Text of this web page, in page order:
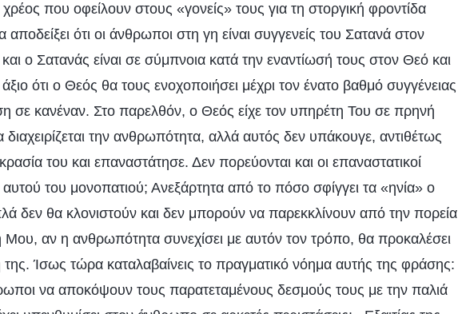
που οφείλουν στους «γονείς» τους για τη στοργική φροντίδα
αποδείξει ότι οι άνθρωποι στη γη είναι συγγενείς του Σατανά στον
ο Σατανάς είναι σε σύμπνοια κατά την εναντίωσή τους στον Θεό και
άξιο ότι ο Θεός θα τους ενοχοποιήσει μέχρι τον ένατο βαθμό συγγένειας
σε κανέναν. Στο παρελθόν, ο Θεός είχε τον υπηρέτη Του σε πρηνή
την ανθρωπότητα, αλλά αυτός δεν υπάκουγε, αντιθέτως
του και επαναστάτησε. Δεν πορεύονται και οι επαναστατικοί
του μονοπατιού; Ανεξάρτητα από το πόσο σφίγγει τα «ηνία» ο
δεν θα κλονιστούν και δεν μπορούν να παρεκκλίνουν από την πορεία
αν η ανθρωπότητα συνεχίσει με αυτόν τον τρόπο, θα προκαλέσει
της. Ίσως τώρα καταλαβαίνεις το πραγματικό νόημα αυτής της φράσης:
να αποκόψουν τους παρατεταμένους δεσμούς τους με την παλιά